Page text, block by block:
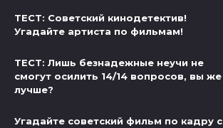
ТЕСТ: Советский кинодетектив!
Угадайте артиста по фильмам!
ТЕСТ: Лишь безнадежные неучи не
смогут осилить 14/14 вопросов, вы же
лучше?
Угадайте советский фильм по кадру с